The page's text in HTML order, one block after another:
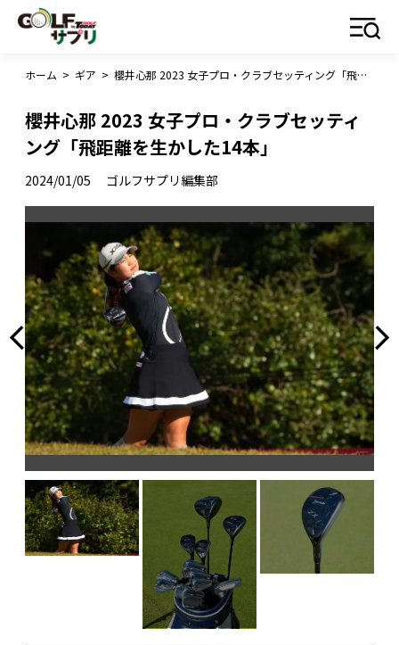
ホーム > ギア > 櫻井心那 2023 女子プロ・クラブセッティング「飛距離を生かした14本」
櫻井心那 2023 女子プロ・クラブセッティ
ング「飛距離を生かした14本」
2024/01/05 ゴルフサプリ編集部